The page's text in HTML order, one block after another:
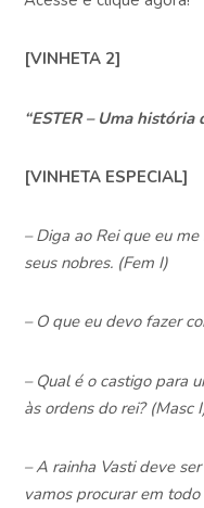
[VINHETA 2]
“ESTER – Uma
[VINHETA ESPECIAL]
– Diga ao Rei que eu
seus nobres. (Fem I)
– O que eu devo fazer
– Qual é o castigo para
às ordens do rei? (Masc
– A rainha Vasti deve
vamos procurar em